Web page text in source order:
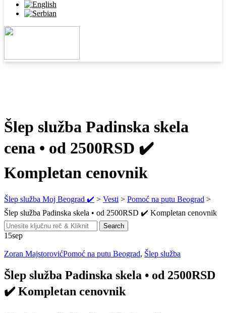
Šlep služba Padinska skela
cena • od 2500RSD ✔️
Kompletan cenovnik
Šlep služba Moj Beograd ✔️ > Vesti > Pomoć na putu Beograd >
Šlep služba Padinska skela • od 2500RSD ✔️ Kompletan cenovnik
Search
for:
Search
15sep
Zoran MajstorovićPomoć na putu Beograd, Šlep služba
Šlep služba Padinska skela • od 2500RSD
✔️ Kompletan cenovnik